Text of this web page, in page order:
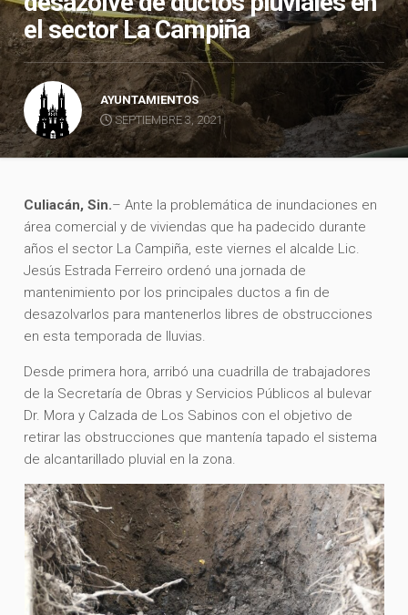
el sector La Campiña
AYUNTAMIENTOS
SEPTIEMBRE 3, 2021
Culiacán, Sin.– Ante la problemática de inundaciones en
área comercial y de viviendas que ha padecido durante
años el sector La Campiña, este viernes el alcalde Lic.
Jesús Estrada Ferreiro ordenó una jornada de
mantenimiento por los principales ductos a fin de
desazolvarlos para mantenerlos libres de obstrucciones
en esta temporada de lluvias.
Desde primera hora, arribó una cuadrilla de trabajadores
de la Secretaría de Obras y Servicios Públicos al bulevar
Dr. Mora y Calzada de Los Sabinos con el objetivo de
retirar las obstrucciones que mantenía tapado el sistema
de alcantarillado pluvial en la zona.